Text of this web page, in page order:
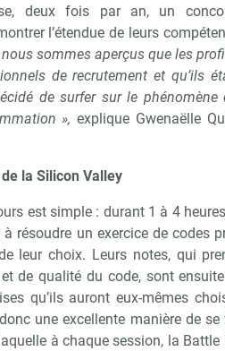
deux fois par an, un
l’étendue de leurs
sommes aperçus que les
de recrutement et qu’ils
de surfer sur le
»,explique Gwenaëlle
la Silicon Valley
est simple : durant 1 à 4
résoudre un exercice de codes
leur choix. Leurs notes, qui
de qualité du code, sont
qu’ils auront eux-mêmes
une excellente manière de se
à chaque session, la
Recevoir RH Matin